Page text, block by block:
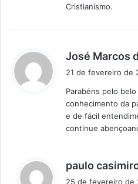
Cristianismo.
José Marcos
21 de fevereiro de
Parabéns pelo
conhecimento da
e de fácil
continue
paulo
25 de fevereiro de